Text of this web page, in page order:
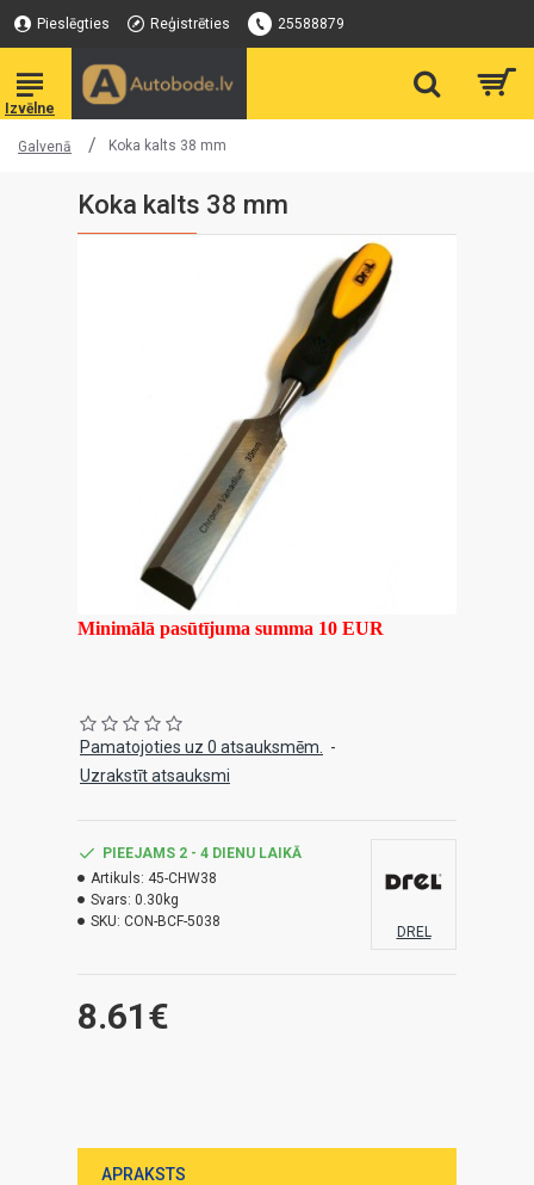
Pieslēgties Reģistrēties 25588879
Galvenā Koka kalts 38 mm
Koka kalts 38 mm
Minimālā pasūtījuma summa 10 EUR
Pamatojoties uz 0 atsauksmēm.
-
Uzrakstīt atsauksmi
8.61€
PIEEJAMS 2 - 4 DIENU LAIKĀ
Artikuls: 45-CHW38
Svars: 0.30kg
SKU: CON-BCF-5038
DREL
APRAKSTS